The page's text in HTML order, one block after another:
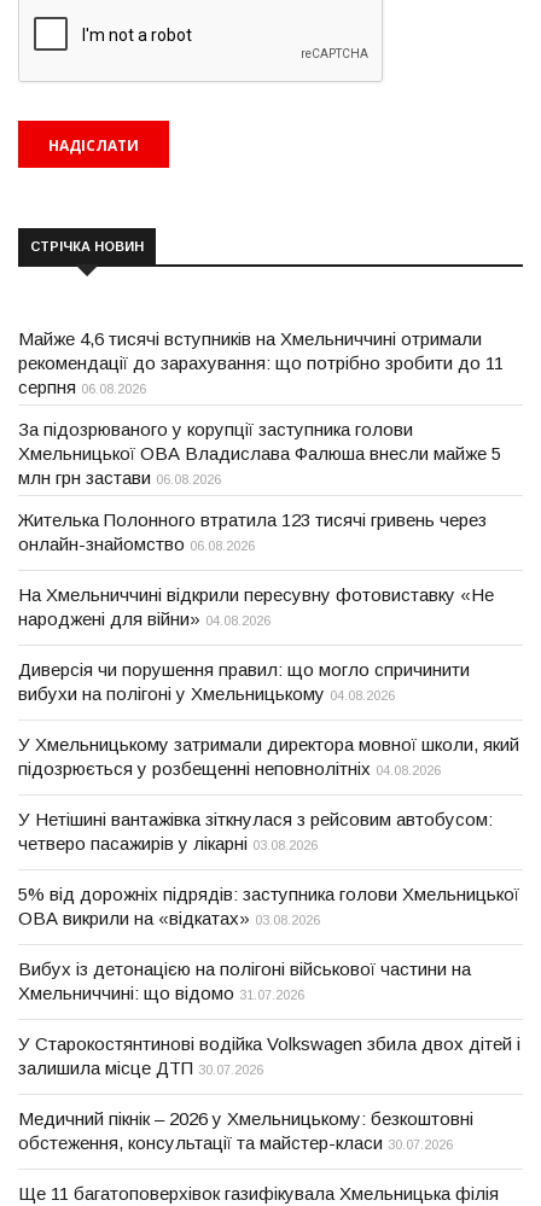
СТРІЧКА НОВИН
Майже 4,6 тисячі вступників на Хмельниччині отримали
рекомендації до зарахування: що потрібно зробити до 11
серпня 06.08.2026
За підозрюваного у корупції заступника голови
Хмельницької ОВА Владислава Фалюша внесли майже 5
млн грн застави 06.08.2026
Жителька Полонного втратила 123 тисячі гривень через
онлайн-знайомство 06.08.2026
На Хмельниччині відкрили пересувну фотовиставку «Не
народжені для війни» 04.08.2026
Диверсія чи порушення правил: що могло спричинити
вибухи на полігоні у Хмельницькому 04.08.2026
У Хмельницькому затримали директора мовної школи, який
підозрюється у розбещенні неповнолітніх 04.08.2026
У Нетішині вантажівка зіткнулася з рейсовим автобусом:
четверо пасажирів у лікарні 03.08.2026
5% від дорожніх підрядів: заступника голови Хмельницької
ОВА викрили на «відкатах» 03.08.2026
Вибух із детонацією на полігоні військової частини на
Хмельниччині: що відомо 31.07.2026
У Старокостянтинові водійка Volkswagen збила двох дітей і
залишила місце ДТП 30.07.2026
Медичний пікнік – 2026 у Хмельницькому: безкоштовні
обстеження, консультації та майстер-класи 30.07.2026
Ще 11 багатоповерхівок газифікувала Хмельницька філія